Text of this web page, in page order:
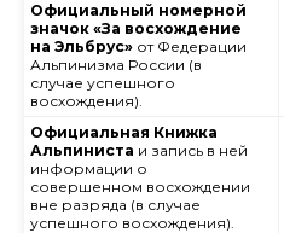
Официальный номерной
значок «За восхождение
на Эльбрус» от Федерации
Альпинизма России (в
случае успешного
восхождения).
Официальная Книжка
Альпиниста и запись в ней
информации о
совершенном восхождении
вне разряда (в случае
успешного восхождения).